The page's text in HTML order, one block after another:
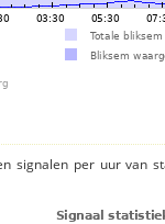
signalen per uur van